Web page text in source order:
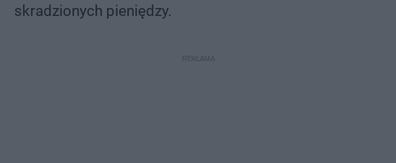
skradzionych pieniędzy.